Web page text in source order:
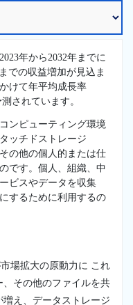
年から2032年までに
での収益増加が見込ま
けて年平均成長率
されています。
ンピューティング環境
ッチドストレージ
の他の個人的または仕
です。個人、組織、中
ビスやデータを収集
するために利用するの
場拡大の原動力に これ
その他のファイルを共
え、データストレージ